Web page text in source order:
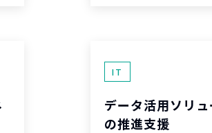
IT
データ活用ソリ
の推進支援